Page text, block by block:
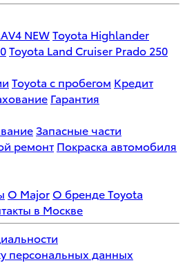
NEWToyota Highlander
Toyota Land Cruiser Prado 250
Toyota с пробегом Кредит
Гарантия
Запасные части
ремонт Покраска автомобиля
О Major О бренде Toyota
в Москве
персональных данных